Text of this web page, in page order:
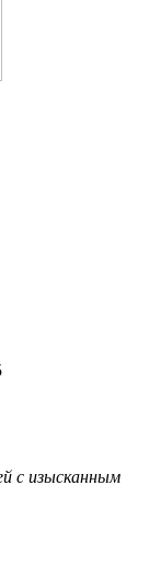
с изысканным